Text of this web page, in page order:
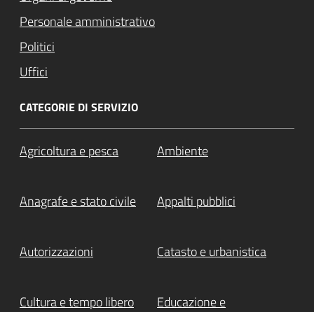
Personale amministrativo
Politici
Uffici
CATEGORIE DI SERVIZIO
Agricoltura e pesca Ambiente
Anagrafe e stato civile Appalti pubblici
Autorizzazioni Catasto e urbanistica
Cultura e tempo libero
Educazione e